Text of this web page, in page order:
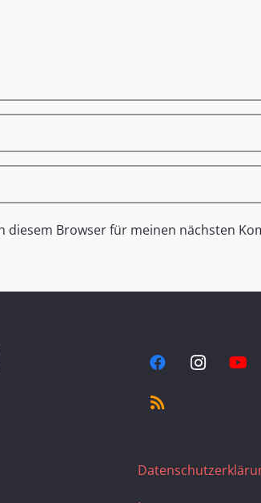
diesem Browser für meinen nächsten